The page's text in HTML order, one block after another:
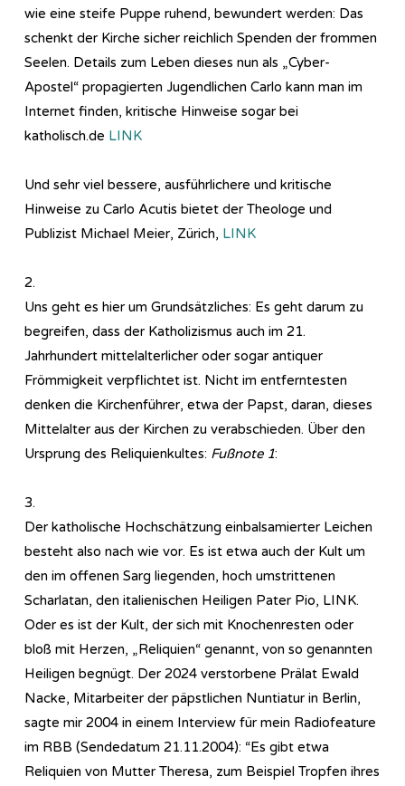
wie eine steife Puppe ruhend, bewundert werden: Das
schenkt der Kirche sicher reichlich Spenden der frommen
Seelen. Details zum Leben dieses nun als „Cyber-
Apostel“ propagierten Jugendlichen Carlo kann man im
Internet finden, kritische Hinweise sogar bei
katholisch.de LINK
Und sehr viel bessere, ausführlichere und kritische
Hinweise zu Carlo Acutis bietet der Theologe und
Publizist Michael Meier, Zürich, LINK
2.
Uns geht es hier um Grundsätzliches: Es geht darum zu
begreifen, dass der Katholizismus auch im 21.
Jahrhundert mittelalterlicher oder sogar antiquer
Frömmigkeit verpflichtet ist. Nicht im entferntesten
denken die Kirchenführer, etwa der Papst, daran, dieses
Mittelalter aus der Kirchen zu verabschieden. Über den
Ursprung des Reliquienkultes: Fußnote 1:
3.
Der katholische Hochschätzung einbalsamierter Leichen
besteht also nach wie vor. Es ist etwa auch der Kult um
den im offenen Sarg liegenden, hoch umstrittenen
Scharlatan, den italienischen Heiligen Pater Pio, LINK.
Oder es ist der Kult, der sich mit Knochenresten oder
bloß mit Herzen, „Reliquien“ genannt, von so genannten
Heiligen begnügt. Der 2024 verstorbene Prälat Ewald
Nacke, Mitarbeiter der päpstlichen Nuntiatur in Berlin,
sagte mir 2004 in einem Interview für mein Radiofeature
im RBB (Sendedatum 21.11.2004): “Es gibt etwa
Reliquien von Mutter Theresa, zum Beispiel Tropfen ihres